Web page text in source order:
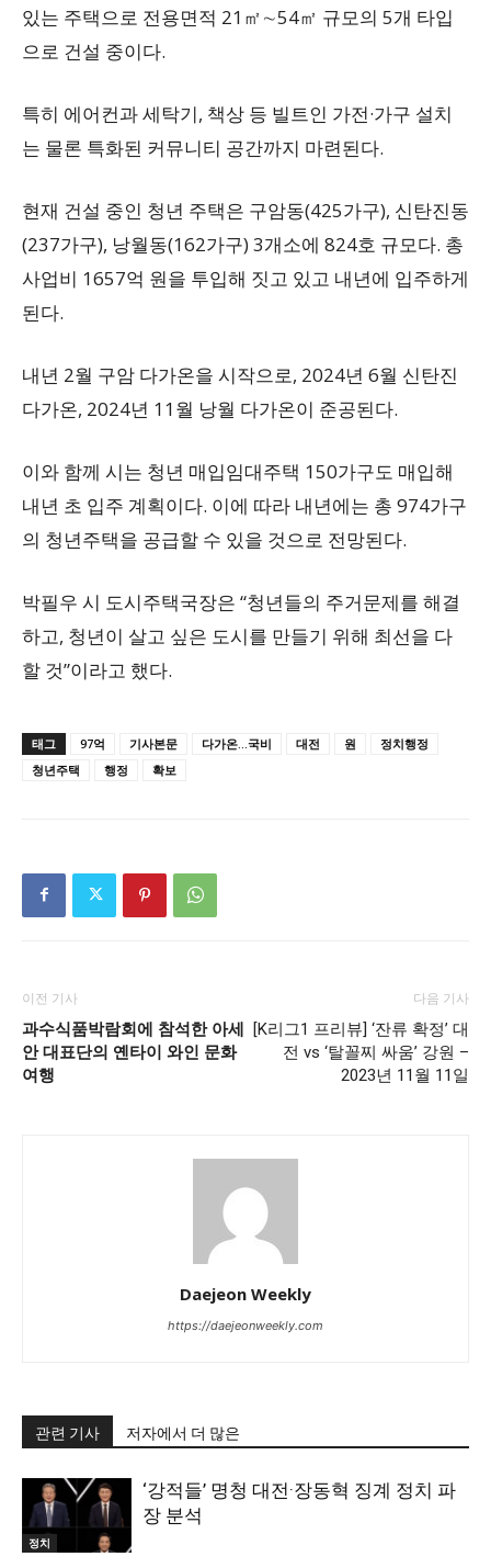
있는 주택으로 전용면적 21㎡∼54㎡ 규모의 5개 타입
으로 건설 중이다.
특히 에어컨과 세탁기, 책상 등 빌트인 가전·가구 설치
는 물론 특화된 커뮤니티 공간까지 마련된다.
현재 건설 중인 청년 주택은 구암동(425가구), 신탄진동
(237가구), 낭월동(162가구) 3개소에 824호 규모다. 총
사업비 1657억 원을 투입해 짓고 있고 내년에 입주하게
된다.
내년 2월 구암 다가온을 시작으로, 2024년 6월 신탄진
다가온, 2024년 11월 낭월 다가온이 준공된다.
이와 함께 시는 청년 매입임대주택 150가구도 매입해
내년 초 입주 계획이다. 이에 따라 내년에는 총 974가구
의 청년주택을 공급할 수 있을 것으로 전망된다.
박필우 시 도시주택국장은 “청년들의 주거문제를 해결
하고, 청년이 살고 싶은 도시를 만들기 위해 최선을 다
할 것”이라고 했다.
태그 97억 기사본문 다가온...국비 대전 원
정치행정
청년주택
행정 확보
이전 기사
과수식품박람회에 참석한 아세
안 대표단의 옌타이 와인 문화
여행
다음 기사
[K리그1 프리뷰] ‘잔류 확정’ 대
전 vs ‘탈꼴찌 싸움’ 강원 –
2023년 11월 11일
Daejeon Weekly
https://daejeonweekly.com
관련 기사 저자에서 더 많은
정치
‘강적들’ 명청 대전·장동혁 징계 정치 파
장 분석